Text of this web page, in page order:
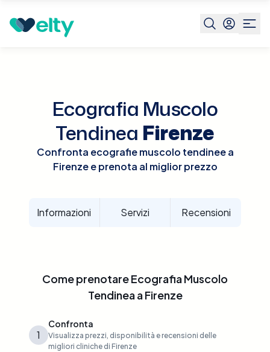
Prenota visita Ecografia Muscolo Tendinea Firenze
Ecografia Muscolo
Tendinea Firenze
Confronta ecografie muscolo tendinee a
Firenze e prenota al miglior prezzo
Informazioni Servizi Recensioni
Come prenotareEcografia Muscolo
TendineaaFirenze
1
Confronta
Visualizza prezzi, disponibilità e recensioni delle
migliori cliniche di Firenze